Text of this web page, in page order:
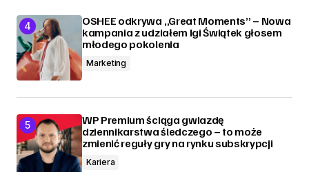
OSHEE odkrywa „Great Moments” – Nowa
kampania z udziałem Igi Świątek głosem
młodego pokolenia
Marketing
WP Premium ściąga gwiazdę
dziennikarstwa śledczego – to może
zmienić reguły gry na rynku subskrypcji
Kariera